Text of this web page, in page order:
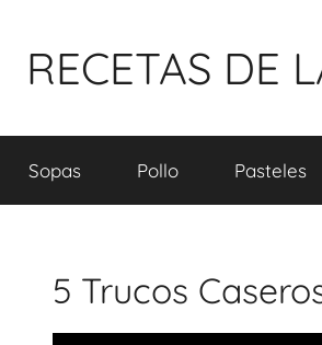
RECETAS DE
Sopas Pollo Pasteles
5 Trucos